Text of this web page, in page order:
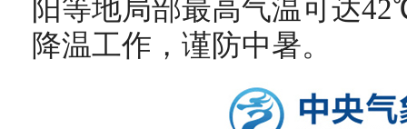
阳等地局部最高气温可达
降温工作，谨防中暑。